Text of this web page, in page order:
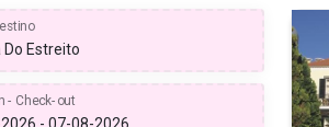
- Check-out